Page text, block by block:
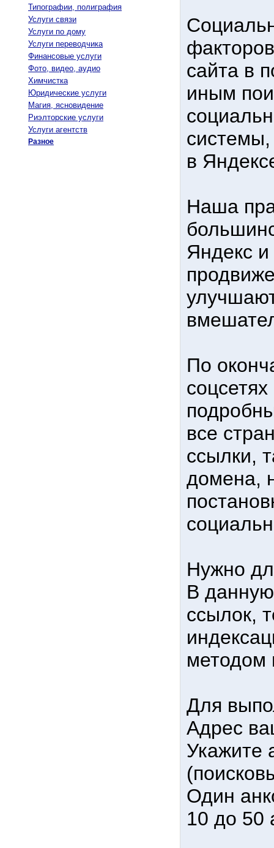
Типографии, полиграфия
Услуги связи
Услуги по дому
Услуги переводчика
Финансовые услуги
Фото, видео, аудио
Химчистка
Юридические услуги
Магия, ясновидение
Риэлторские услуги
Услуги агентств
Разное
сайта в
иным
в
Наша
Яндекс
По
все
ссылки,
домена,
Нужно
В
ссылок,
методом
Для
Адрес
Укажите
Один
10 до 50